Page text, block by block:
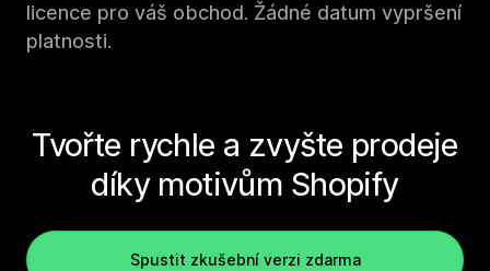
licence pro váš obchod. Žádné datum vypršení
platnosti.
Tvořte rychle a zvyšte prodeje
díky motivům Shopify
Spustit zkušební verzi zdarma